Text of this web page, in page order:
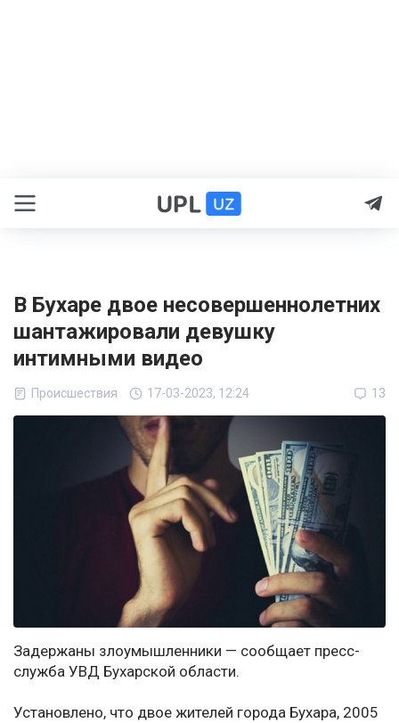
В Бухаре двое несовершеннолетних
шантажировали девушку
интимными видео
Происшествия 17-03-2023, 12:24 13
Задержаны злоумышленники — сообщает пресс-
служба УВД Бухарской области.
Установлено, что двое жителей города Бухара, 2005